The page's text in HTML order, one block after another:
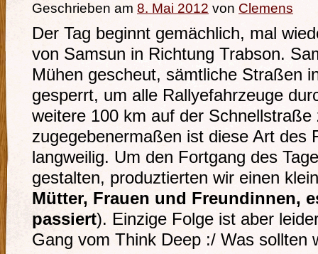
Geschrieben am 8. Mai 2012 von Clemens
Der Tag beginnt gemächlich, mal
von Samsun in Richtung Trabson.
Mühen gescheut, sämtliche Straßen
gesperrt, um alle Rallyefahrzeuge
weitere 100 km auf der Schnellstraße
zugegebenermaßen ist diese Art des
langweilig. Um den Fortgang des
gestalten, produztierten wir einen
Mütter, Frauen und Freundinnen,
passiert). Einzige Folge ist aber
Gang vom Think Deep :/ Was sollten